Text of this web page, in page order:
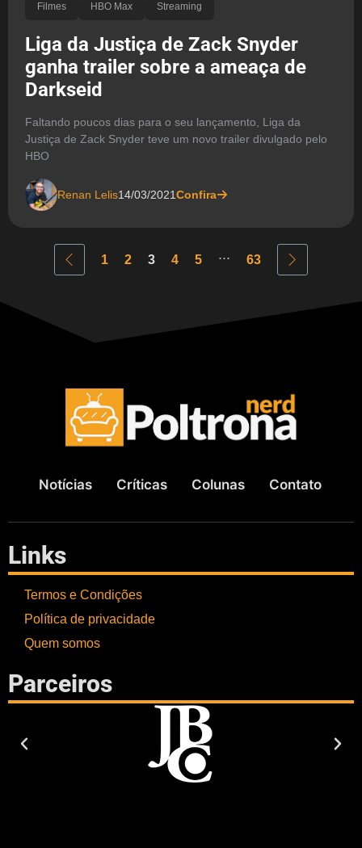
Filmes HBO Max Streaming
Liga da Justiça de Zack Snyder
ganha trailer sobre a ameaça de
Darkseid
Faltando poucos dias para o seu lançamento, Liga da
Justiça de Zack Snyder teve um novo trailer divulgado pelo
HBO
Renan Lelis14/03/2021Confira
1 2 3 4 5 ... 63
Notícias Críticas Colunas Contato
Links
Termos e Condições
Política de privacidade
Quem somos
Parceiros